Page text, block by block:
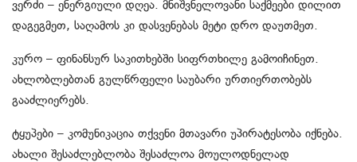
ვერძი – ენერგიული დღეა. მნიშვნელოვანი საქმეები დილით
დაგეგმეთ, საღამოს კი დასვენებას მეტი დრო დაუთმეთ.
კურო – ფინანსურ საკითხებში სიფრთხილე გამოიჩინეთ.
ახლობლებთან გულწრფელი საუბარი ურთიერთობებს
გააძლიერებს.
ტყუპები – კომუნიკაცია თქვენი მთავარი უპირატესობა იქნება.
ახალი შესაძლებლობა შესაძლოა მოულოდნელად